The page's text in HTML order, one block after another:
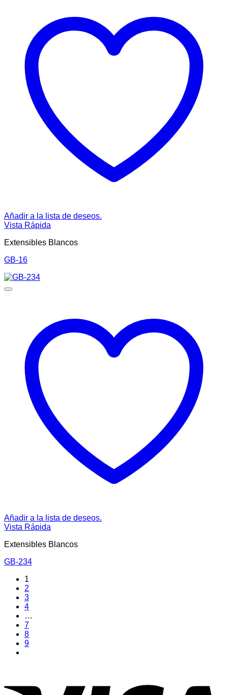
Añadir a la lista de deseos.
Vista Rápida
Extensibles Blancos
GB-16
Añadir a la lista de deseos.
Vista Rápida
Extensibles Blancos
GB-234
1
2
3
4
…
7
8
9